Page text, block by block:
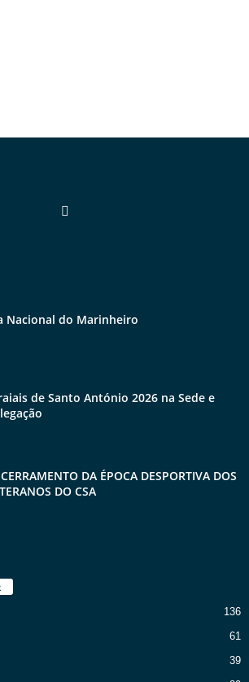
Nacional do Marinheiro
de Santo António 2026 na Sede e
DA ÉPOCA DESPORTIVA DOS
DO CSA
136
61
39